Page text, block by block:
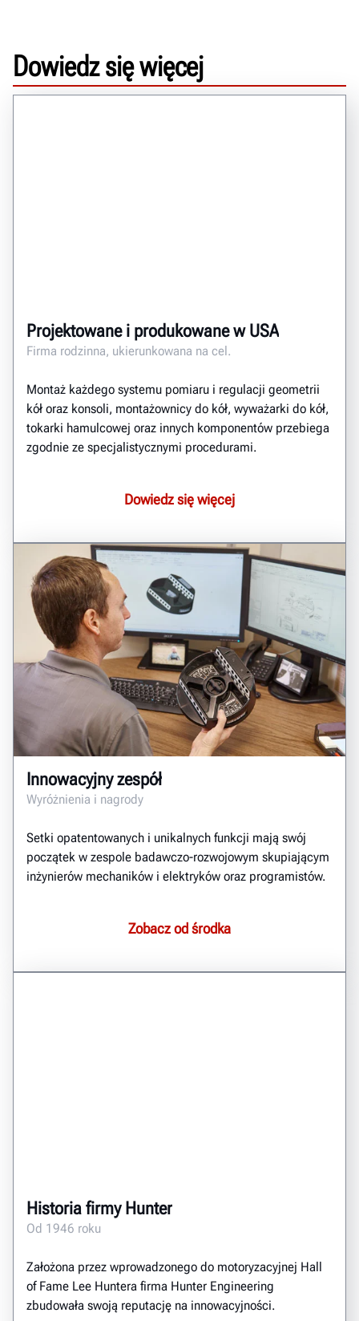
Dowiedz się więcej
Projektowane i produkowane w USA
Firma rodzinna, ukierunkowana na cel.
Montaż każdego systemu pomiaru i regulacji geometrii
kół oraz konsoli, montażownicy do kół, wyważarki do kół,
tokarki hamulcowej oraz innych komponentów przebiega
zgodnie ze specjalistycznymi procedurami.
Dowiedz się więcej
Innowacyjny zespół
Wyróżnienia i nagrody
Setki opatentowanych i unikalnych funkcji mają swój
początek w zespole badawczo-rozwojowym skupiającym
inżynierów mechaników i elektryków oraz programistów.
Zobacz od środka
Historia firmy Hunter
Od 1946 roku
Założona przez wprowadzonego do motoryzacyjnej Hall
of Fame Lee Huntera firma Hunter Engineering
zbudowała swoją reputację na innowacyjności.